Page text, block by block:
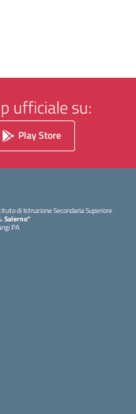
ufficiale su:
Play Store
di Istruzione Secondaria Superiore
Salerno"
PA
Visita la pagina iniziale della scuola